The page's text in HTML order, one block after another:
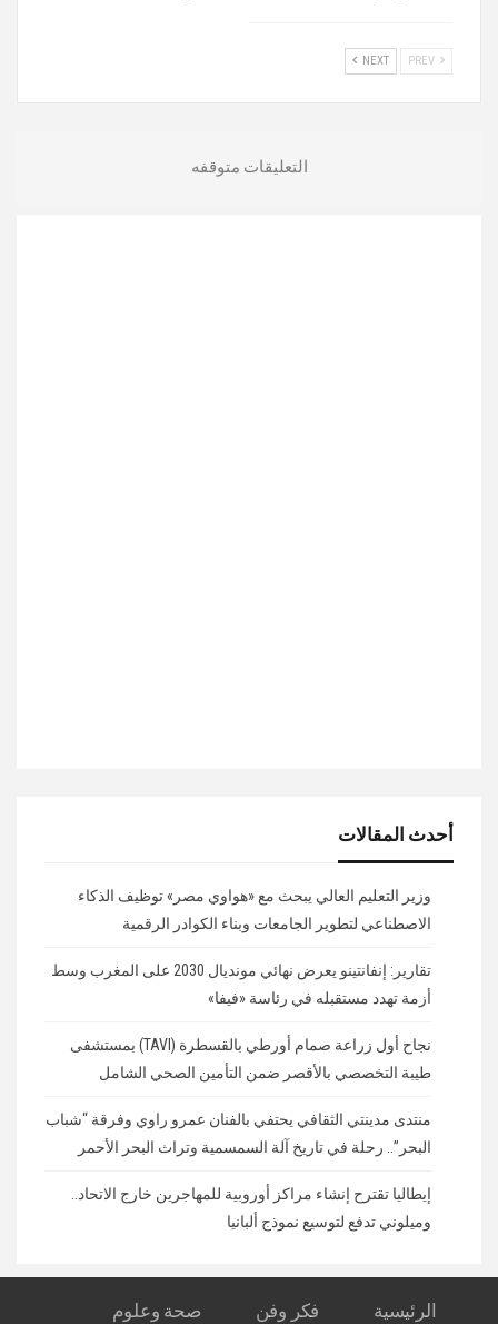
NEXT
التعليقات متوقفه
أحدث المقالات
وزير التعليم العالي يبحث مع «هواوي مصر» توظيف الذكاء
الاصطناعي لتطوير الجامعات وبناء الكوادر الرقمية
تقارير: إنفانتينو يعرض نهائي مونديال 2030 على المغرب وسط
أزمة تهدد مستقبله في رئاسة «فيفا»
نجاح أول زراعة صمام أورطي بالقسطرة (TAVI) بمستشفى
طيبة التخصصي بالأقصر ضمن التأمين الصحي الشامل
منتدى مدينتي الثقافي يحتفي بالفنان عمرو راوي وفرقة “شباب
البحر”.. رحلة في تاريخ آلة السمسمية وتراث البحر الأحمر
إيطاليا تقترح إنشاء مراكز أوروبية للمهاجرين خارج الاتحاد..
وميلوني تدفع لتوسيع نموذج ألبانيا
الرئيسية فكر وفن صحة وعلوم